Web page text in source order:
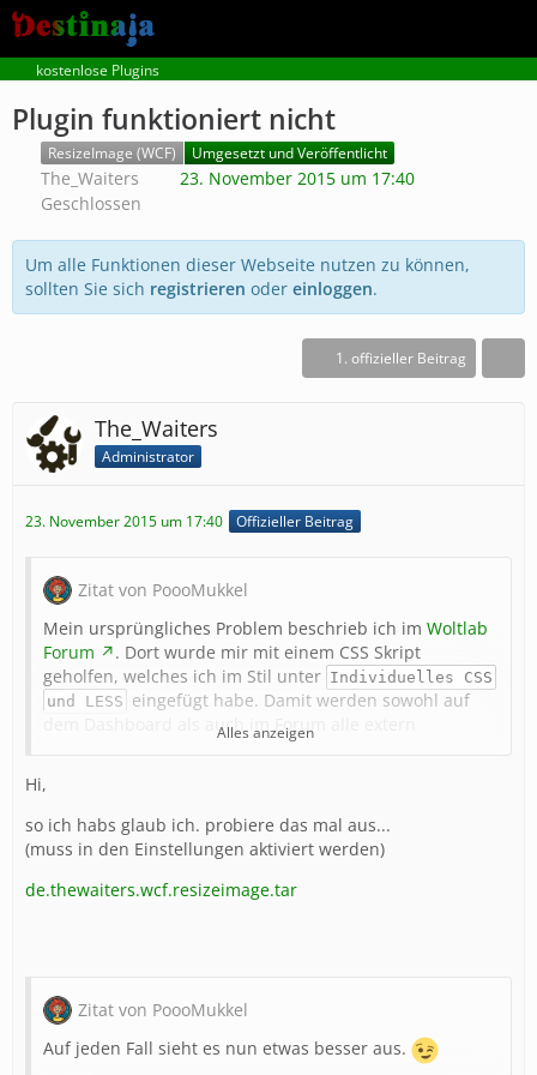
kostenlose Plugins
Plugin funktioniert nicht
ResizeImage (WCF) Umgesetzt und Veröffentlicht
The_Waiters
23. November 2015 um 17:40
Geschlossen
Um alle Funktionen dieser Webseite nutzen zu können,
sollten Sie sich registrieren oder einloggen.
1. offizieller Beitrag
The_Waiters
Administrator
23. November 2015 um 17:40 Offizieller Beitrag
Zitat von PoooMukkel
Mein ursprüngliches Problem beschrieb ich im Woltlab
Forum
. Dort wurde mir mit einem CSS Skript
geholfen, welches ich im Stil unter Individuelles CSS
und LESS eingefügt habe. Damit werden sowohl auf
dem Dashboard als auch im Forum alle extern
verlinkten Bilder auf eine von mir festgelegte Größe
auch auf mobilen Devices.
Hier das Skript:
Alles anzeigen
Hi,
so ich habs glaub ich. probiere das mal aus...
(muss in den Einstellungen aktiviert werden)
de.thewaiters.wcf.resizeimage.tar
Zitat von PoooMukkel
Auf jeden Fall sieht es nun etwas besser aus.